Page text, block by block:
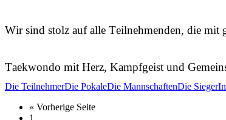
Wir sind stolz auf alle Teilnehmenden, die mit
Taekwondo mit Herz, Kampfgeist und
Die TeilnehmerDie PokaleDie MannschaftenDie
« Vorherige Seite
1